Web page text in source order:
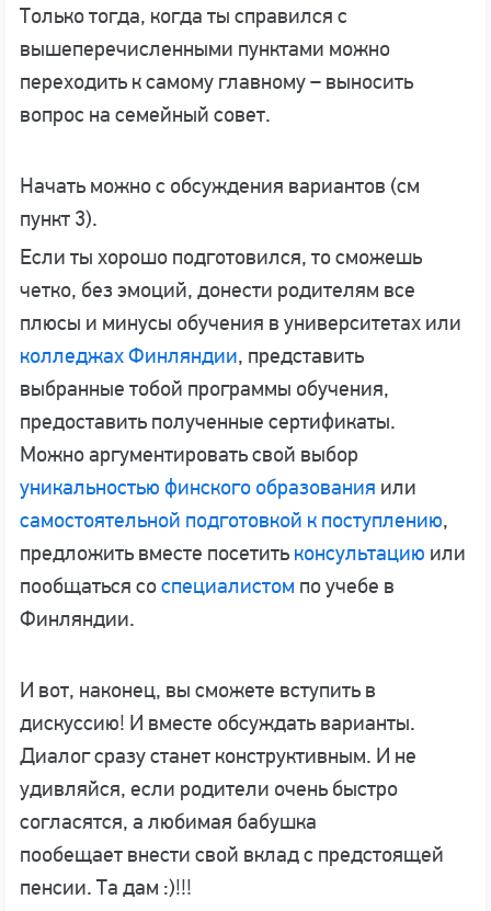
Только тогда, когда ты справился с
вышеперечисленными пунктами можно
переходить к самому главному – выносить
вопрос на семейный совет.
Начать можно с обсуждения вариантов (см
пункт 3).
Если ты хорошо подготовился, то сможешь
четко, без эмоций, донести родителям все
плюсы и минусы обучения в университетах или
колледжах Финляндии, представить
выбранные тобой программы обучения,
предоставить полученные сертификаты.
Можно аргументировать свой выбор
уникальностью финского образования или
самостоятельной подготовкой к поступлению,
предложить вместе посетить консультацию или
пообщаться соспециалистом по учебе в
Финляндии.
И вот, наконец, вы сможете вступить в
дискуссию! И вместе обсуждать варианты.
Диалог сразу станет конструктивным. И не
удивляйся, если родители очень быстро
согласятся, а любимая бабушка
пообещает внести свой вклад с предстоящей
пенсии. Та дам :)!!!